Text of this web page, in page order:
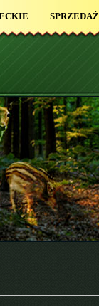
SPRZEDAŻ